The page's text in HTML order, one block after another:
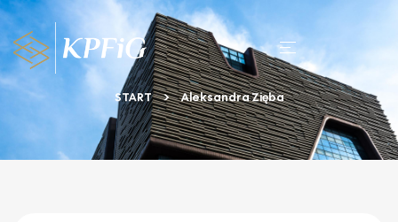
START Aleksandra Zięba